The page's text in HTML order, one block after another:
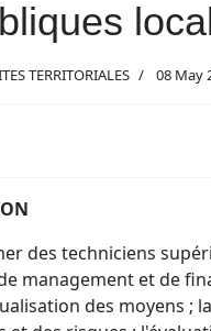
TERRITORIALES 08 May
des techniciens
management et de
des moyens ;